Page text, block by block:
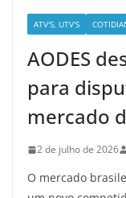
ATV'S, UTV'S
AODES
para
mercado
2 de julho de 2026
O mercado